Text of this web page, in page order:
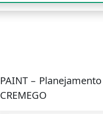
PAINT –
CREMEGO